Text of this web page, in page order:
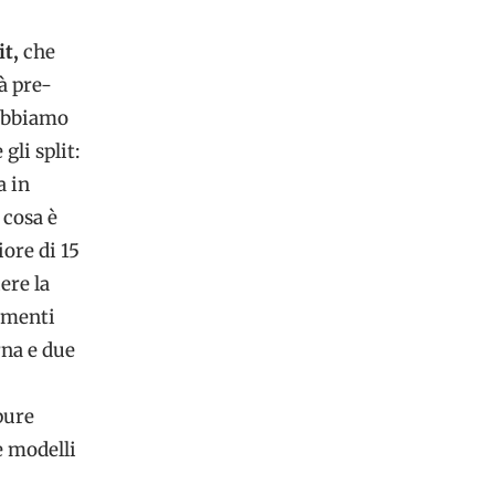
che
pre-
gli split:
in
è
di 15
la
e due
modelli